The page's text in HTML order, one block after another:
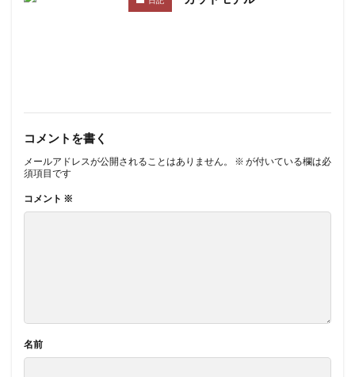
コメントを書く
メールアドレスが公開されることはありません。 ※ が付いている欄は必
須項目です
コメント ※
名前